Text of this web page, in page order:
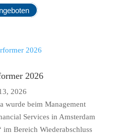
2026
2026
wurde beim Management
Services in Amsterdam
im Bereich Wiederabschluss